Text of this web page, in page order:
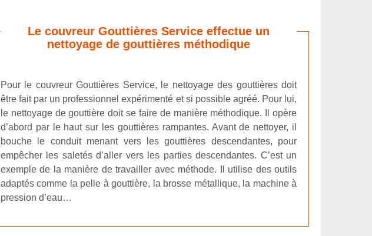
Le couvreur Gouttières Service effectue un
nettoyage de gouttières méthodique
Pour le couvreur Gouttières Service, le nettoyage des gouttières doit
être fait par un professionnel expérimenté et si possible agréé. Pour lui,
le nettoyage de gouttière doit se faire de manière méthodique. Il opère
d’abord par le haut sur les gouttières rampantes. Avant de nettoyer, il
bouche le conduit menant vers les gouttières descendantes, pour
empêcher les saletés d’aller vers les parties descendantes. C’est un
exemple de la manière de travailler avec méthode. Il utilise des outils
adaptés comme la pelle à gouttière, la brosse métallique, la machine à
pression d’eau…